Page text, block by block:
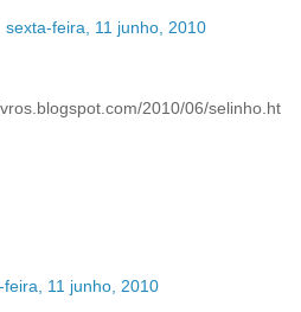
sexta-feira, 11 junho, 2010
2010/06/selinho.ht
feira, 11 junho, 2010